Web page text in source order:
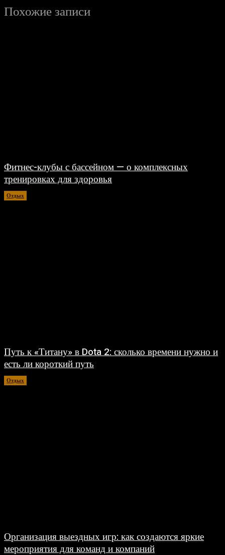
Похожие записи
Фитнес-клубы с бассейном — о комплексных
тренировках для здоровья
Отдых
Путь к «Титану» в Dota 2: сколько времени нужно и
есть ли короткий путь
Отдых
Организация выездных игр: как создаются яркие
мероприятия для команд и компаний